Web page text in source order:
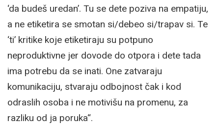
‘da budeš uredan’. Tu se dete poziva na empatiju,
a ne etiketira se smotan si/debeo si/trapav si. Te
‘ti’ kritike koje etiketiraju su potpuno
neproduktivne jer dovode do otpora i dete tada
ima potrebu da se inati. One zatvaraju
komunikaciju, stvaraju odbojnost čak i kod
odraslih osoba i ne motivišu na promenu, za
razliku od ja poruka“.